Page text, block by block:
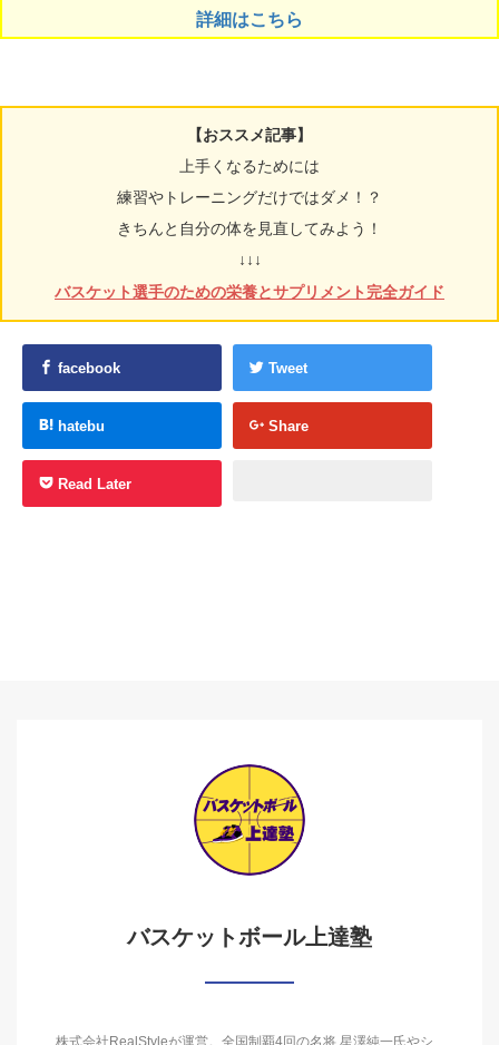
詳細はこちら
【おススメ記事】
上手くなるためには
練習やトレーニングだけではダメ！？
きちんと自分の体を見直してみよう！
↓↓↓
バスケット選手のための栄養とサプリメント完全ガイド
facebook Tweet
hatebu Share
Read Later
バスケットボール上達塾
株式会社RealStyleが運営。全国制覇4回の名将 星澤純一氏やシ